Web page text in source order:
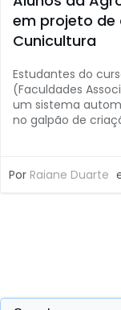
em projeto
Cunicultura
Estudantes do
(Faculdades
um sistema
no galpão de
Por Raiane Duarte
Search